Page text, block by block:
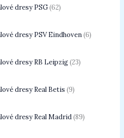
dresy PSG 62
dresy PSV Eindhoven 6
dresy RB Leipzig 23
dresy Real Betis 9
dresy Real Madrid 89